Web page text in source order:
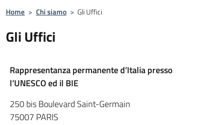
Home > Chi siamo > Gli Uffici
Gli Uffici
Rappresentanza permanente d’Italia presso
l’UNESCO ed il BIE
250 bis Boulevard Saint-Germain
75007 PARIS